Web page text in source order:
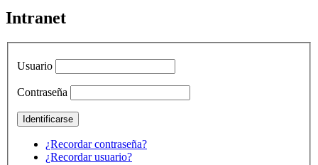
Intranet
Usuario
Contraseña
¿Recordar contraseña?
¿Recordar usuario?